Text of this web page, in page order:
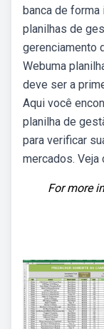
banca de
planilhas de
gerenciamento
Webuma
deve ser a
Aqui você
planilha de
para verificar
mercados. Veja
For more